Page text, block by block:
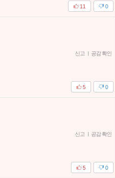
0
11
신고 | 공감 확인
0
5
신고 | 공감 확인
0
5